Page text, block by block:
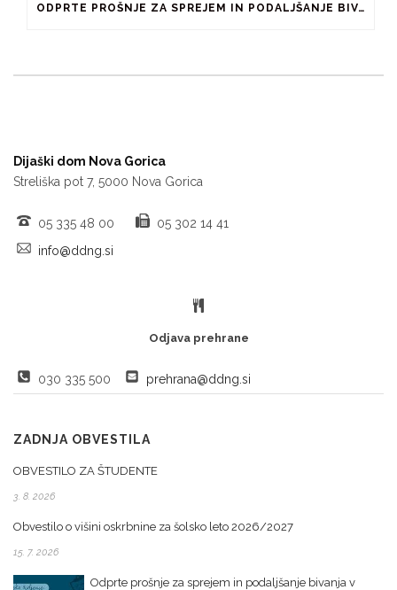
ODPRTE PROŠNJE ZA SPREJEM IN PODALJŠANJE BIVANJA V ŠTUDENTSKIH DOMOVIH IN PRI ZASEBNIKIH
Dijaški dom Nova Gorica
Streliška pot 7, 5000 Nova Gorica
05 335 48 00
05 302 14 41
info@ddng.si
Odjava prehrane
030 335 500 prehrana@ddng.si
ZADNJA OBVESTILA
OBVESTILO ZA ŠTUDENTE
3. 8. 2026
Obvestilo o višini oskrbnine za šolsko leto 2026/2027
15. 7. 2026
Odprte prošnje za sprejem in podaljšanje bivanja v